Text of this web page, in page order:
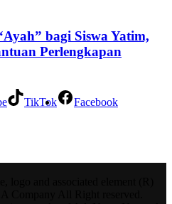
bagi Siswa Yatim,
Perlengkapan
TikTok Facebook